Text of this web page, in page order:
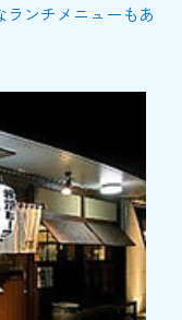
ランチメニューもあ